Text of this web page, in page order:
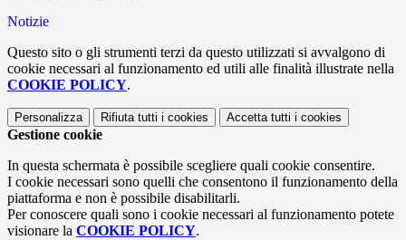
Notizie
Questo sito o gli strumenti terzi da questo utilizzati si avvalgono di
cookie necessari al funzionamento ed utili alle finalità illustrate nella
COOKIE POLICY.
Personalizza Rifiuta tutti i cookies Accetta tutti i cookies
Gestione cookie
In questa schermata è possibile scegliere quali cookie consentire.
I cookie necessari sono quelli che consentono il funzionamento della
piattaforma e non è possibile disabilitarli.
Per conoscere quali sono i cookie necessari al funzionamento potete
visionare la COOKIE POLICY.